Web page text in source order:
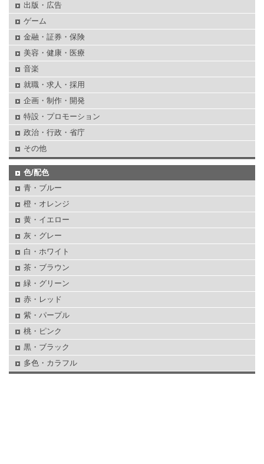
出版・広告
ゲーム
金融・証券・保険
美容・健康・医療
音楽
就職・求人・採用
企画・制作・開発
特設・プロモーション
政治・行政・省庁
その他
色/配色
青・ブルー
橙・オレンジ
黄・イエロー
灰・グレー
白・ホワイト
茶・ブラウン
緑・グリーン
赤・レッド
紫・パープル
桃・ピンク
黒・ブラック
多色・カラフル